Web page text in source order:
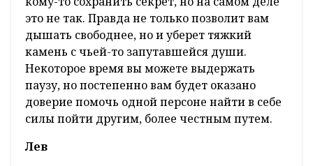
это не так. Правда не только позволит вам
дышать свободнее, но и уберет тяжкий
камень с чьей-то запутавшейся души.
Некоторое время вы можете выдержать
паузу, но постепенно вам будет оказано
доверие помочь одной персоне найти в себе
силы пойти другим, более честным путем.
Лев